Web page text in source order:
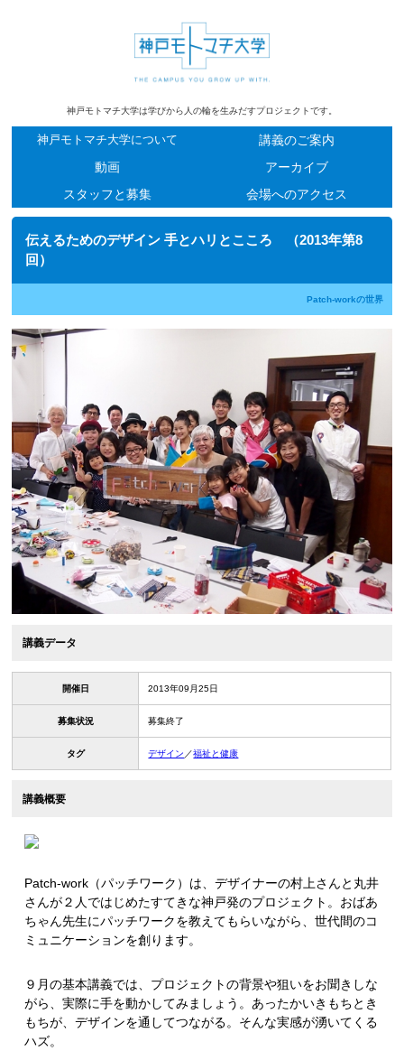
神戸モトマチ大学は学びから人の輪を生みだすプロジェクトです。
神戸モトマチ大学について
講義のご案内
動画
アーカイブ
スタッフと募集
会場へのアクセス
伝えるためのデザイン 手とハリとこころ （2013年第8
回）
Patch-workの世界
講義データ
開催日 2013年09月25日
募集状況 募集終了
タグ デザイン ／福祉と健康
講義概要
Patch-work（パッチワーク）は、デザイナーの村上さんと丸井
さんが２人ではじめたすてきな神戸発のプロジェクト。おばあ
ちゃん先生にパッチワークを教えてもらいながら、世代間のコ
ミュニケーションを創ります。
９月の基本講義では、プロジェクトの背景や狙いをお聞きしな
がら、実際に手を動かしてみましょう。あったかいきもちとき
もちが、デザインを通してつながる。そんな実感が湧いてくる
ハズ。